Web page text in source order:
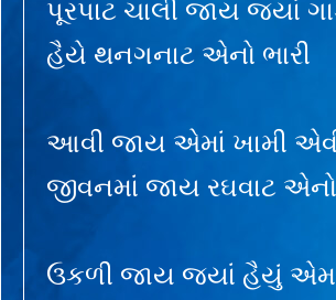
પૂરપાટ ચાલી જાય જ્યાં
હૈયે થનગનાટ એનો ભારી
આવી જાય એમાં ખામી
જીવનમાં જાય રઘવાટ એનો
ઉકળી જાય જ્યાં હૈયું એમાં